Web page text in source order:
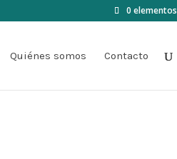
0 elementos
Quiénes somos Contacto